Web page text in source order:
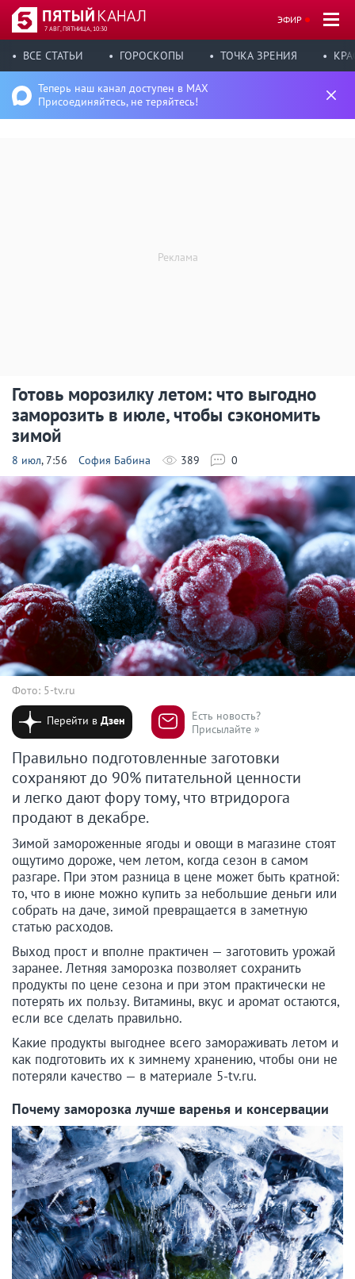
7 АВГ, ПЯТНИЦА, 10:30
ЭФИР
ВСЕ СТАТЬИ ГОРОСКОПЫ ТОЧКА ЗРЕНИЯ
Теперь наш канал доступен в MAX
Присоединяйтесь, не теряйтесь!
Готовь морозилку летом: что выгодно
заморозить в июле, чтобы сэкономить
зимой
8 июл, 7:56 София Бабина 389 0
Фото: 5-tv.ru
Перейти вДзен
Есть новость?
Присылайте »
Правильно подготовленные заготовки
сохраняют до 90% питательной ценности
и легко дают фору тому, что втридорога
продают в декабре.
Зимой замороженные ягоды и овощи в магазине стоят
ощутимо дороже, чем летом, когда сезон в самом
разгаре. При этом разница в цене может быть кратной:
то, что в июне можно купить за небольшие деньги или
собрать на даче, зимой превращается в заметную
статью расходов.
Выход прост и вполне практичен — заготовить урожай
заранее. Летняя заморозка позволяет сохранить
продукты по цене сезона и при этом практически не
потерять их пользу. Витамины, вкус и аромат остаются,
если все сделать правильно.
Какие продукты выгоднее всего замораживать летом и
как подготовить их к зимнему хранению, чтобы они не
потеряли качество — в материале 5-tv.ru.
Почему заморозка лучше варенья и консервации